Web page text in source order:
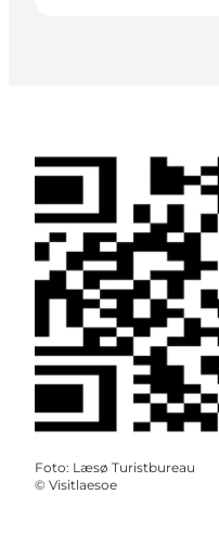
Foto: Læsø Turistbureau
© Visitlaesoe